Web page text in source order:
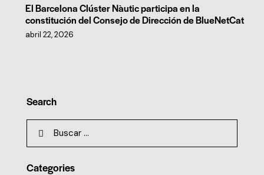
El Barcelona Clúster Nàutic participa en la
constitución del Consejo de Dirección de BlueNetCat
abril 22, 2026
Search
Categories